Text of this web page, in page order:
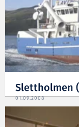
Slettholmen
01.09.2008